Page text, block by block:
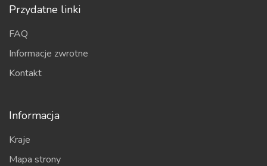
Przydatne linki
FAQ
Informacje zwrotne
Kontakt
Informacja
Kraje
Mapa strony